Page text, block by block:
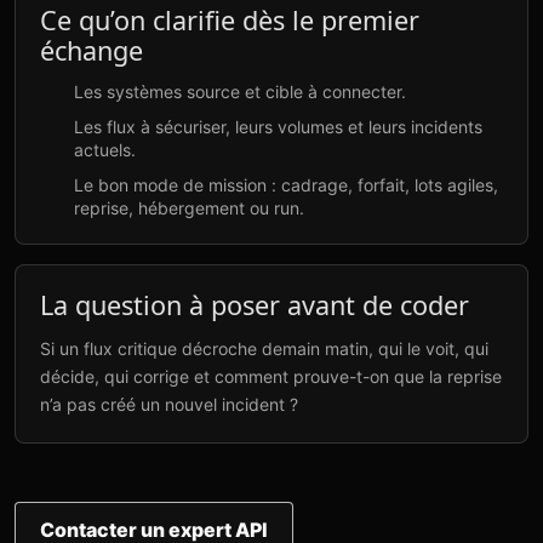
Ce qu’on clarifie dès le premier
échange
Les systèmes source et cible à connecter.
Les flux à sécuriser, leurs volumes et leurs incidents
actuels.
Le bon mode de mission : cadrage, forfait, lots agiles,
reprise, hébergement ou run.
La question à poser avant de coder
Si un flux critique décroche demain matin, qui le voit, qui
décide, qui corrige et comment prouve-t-on que la reprise
n’a pas créé un nouvel incident ?
Contacter un expert API